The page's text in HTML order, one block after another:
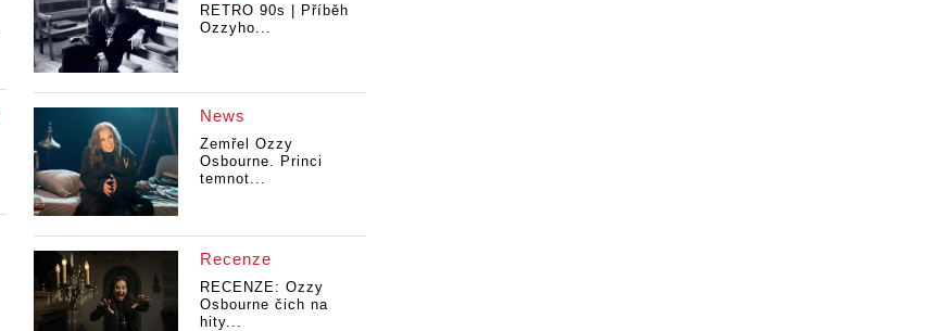
RETRO 90s | Příběh
Ozzyho...
News
Zemřel Ozzy
Osbourne. Princi
temnot...
Recenze
RECENZE: Ozzy
Osbourne čich na
hity...